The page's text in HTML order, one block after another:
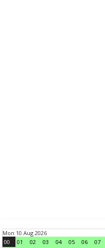
Mon 10 Aug 2026
00
01 02 03 04 05 06 07